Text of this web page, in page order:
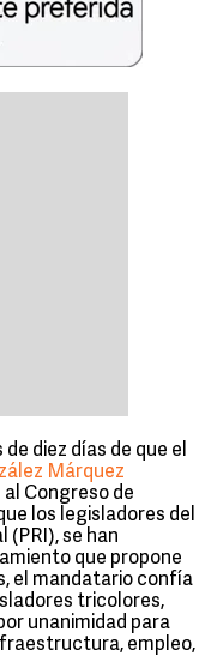
de diez días de que el
Márquez
Congreso de
los legisladores del
(PRI), se han
que propone
el mandatario confía
tricolores,
unanimidad para
empleo,